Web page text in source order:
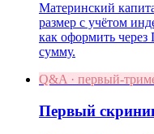
Материнский
размер с учётом
как оформить
сумму.
Q&A · первый-
Первый